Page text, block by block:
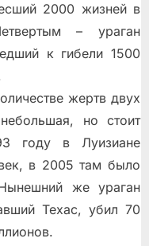
2000 жизней в
– ураган
к гибели 1500
жертв двух
но стоит
году в Луизиане
в 2005 там было
же ураган
Техас, убил 70